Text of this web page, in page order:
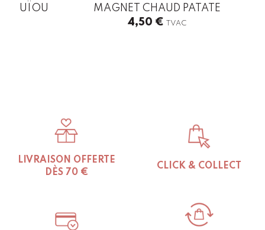
MAGNET CHAUD PATATE
4,50 € TVAC
LIVRAISON OFFERTE
DÈS 70 €
CLICK & COLLECT